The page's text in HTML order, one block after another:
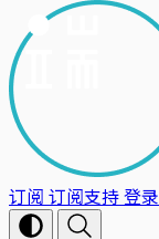
订阅 订阅支持登录